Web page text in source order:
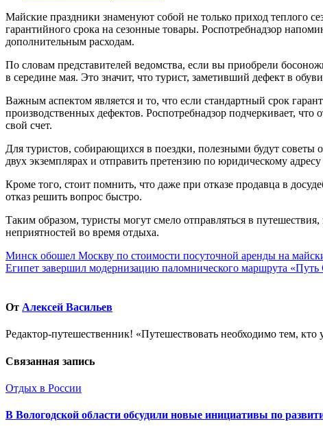
Майские праздники знаменуют собой не только приход теплого сезона, но и активное приобретение летней обуви. В этом году российским туристам следует обратить внимание на нюансы
гарантийного срока на сезонные товары. Роспотребнадзор
дополнительным расходам.
По словам представителей ведомства, если вы приобрели
в середине мая. Это значит, что турист, заметивший дефект в
Важным аспектом является и то, что если стандартный срок
производственных дефектов. Роспотребнадзор подчеркивает, что
свой счет.
Для туристов, собирающихся в поездки, полезными будут советы
двух экземплярах и отправить претензию по юридическому
Кроме того, стоит помнить, что даже при отказе продавца в
отказ решить вопрос быстро.
Таким образом, туристы могут смело отправляться в
неприятностей во время отдыха.
Навигация
по
Минск обошел Москву по стоимости посуточной аренды на
Египет завершил модернизацию паломнического маршрута «Путь
От Алексей Васильев
Редактор-путешественник! «Путешествовать необходимо тем,
Связанная запись
Отдых в России
В Вологодской области обсудили новые инициативы по